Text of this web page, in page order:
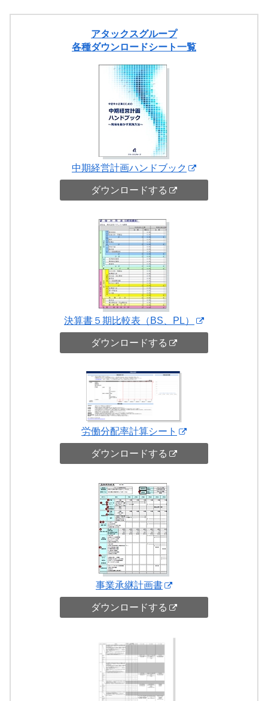
アタックスグループ
各種ダウンロードシート一覧
中期経営計画ハンドブック
ダウンロードする
決算書５期比較表（BS、PL）
ダウンロードする
労働分配率計算シート
ダウンロードする
事業承継計画書
ダウンロードする